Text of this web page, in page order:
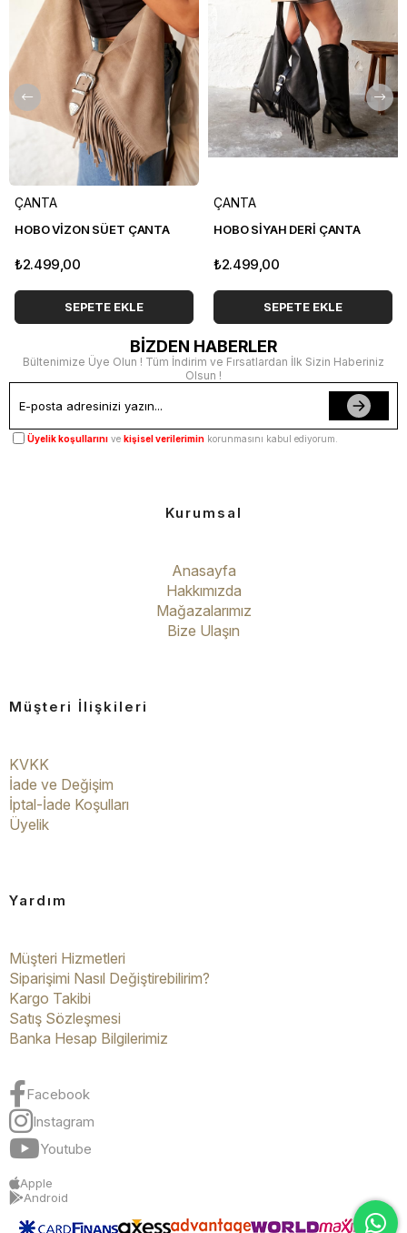
ÇANTA
HOBO VİZON SÜET ÇANTA
₺2.499,00
SEPETE EKLE
ÇANTA
HOBO SİYAH DERİ ÇANTA
₺2.499,00
SEPETE EKLE
BİZDEN HABERLER
Bültenimize Üye Olun ! Tüm İndirim ve Fırsatlardan İlk Sizin Haberiniz
Olsun !
Üyelik koşullarını ve kişisel verilerimin korunmasını kabul ediyorum.
Kurumsal
Anasayfa
Hakkımızda
Mağazalarımız
Bize Ulaşın
Müşteri İlişkileri
KVKK
İade ve Değişim
İptal-İade Koşulları
Üyelik
Yardım
Müşteri Hizmetleri
Siparişimi Nasıl Değiştirebilirim?
Kargo Takibi
Satış Sözleşmesi
Banka Hesap Bilgilerimiz
Facebook
Instagram
Youtube
Apple
Android